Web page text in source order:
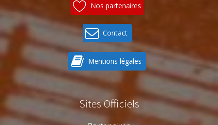
Nos partenaires
Contact
Mentions légales
Sites Officiels